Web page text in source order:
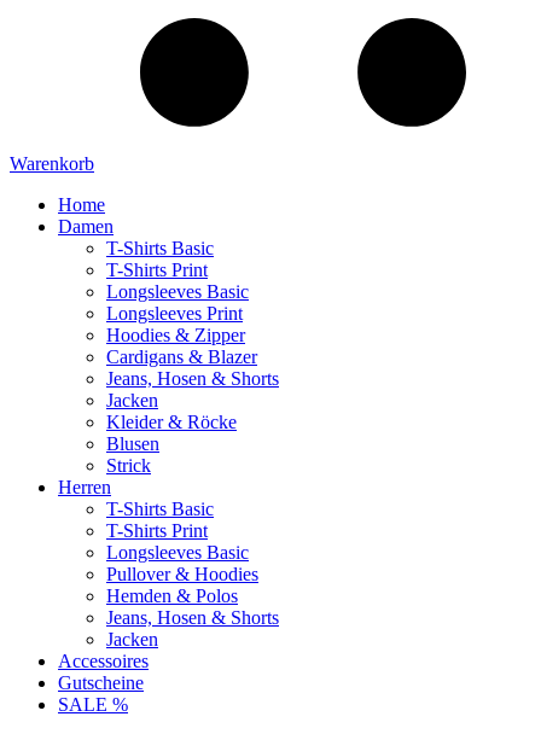
Warenkorb
Home
Damen
T-Shirts Basic
T-Shirts Print
Longsleeves Basic
Longsleeves Print
Hoodies & Zipper
Cardigans & Blazer
Jeans, Hosen & Shorts
Jacken
Kleider & Röcke
Blusen
Strick
Herren
T-Shirts Basic
T-Shirts Print
Longsleeves Basic
Pullover & Hoodies
Hemden & Polos
Jeans, Hosen & Shorts
Jacken
Accessoires
Gutscheine
SALE %